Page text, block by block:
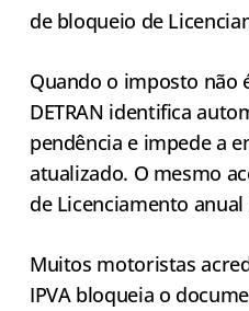
de bloqueio de
Quando o imposto não
DETRAN identifica
pendência e impede a
atualizado. O mesmo
de Licenciamento anual
Muitos motoristas
IPVA bloqueia o